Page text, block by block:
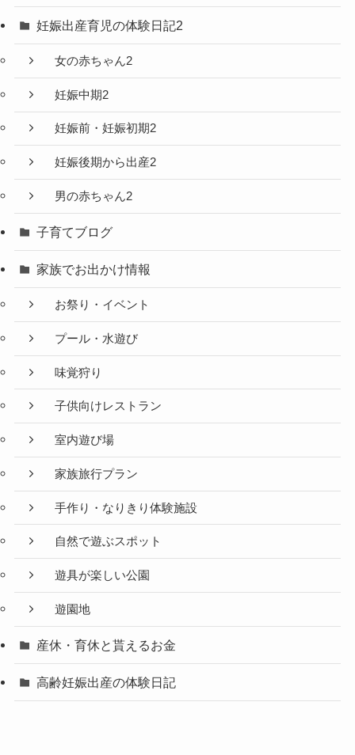
妊娠出産育児の体験日記2
女の赤ちゃん2
妊娠中期2
妊娠前・妊娠初期2
妊娠後期から出産2
男の赤ちゃん2
子育てブログ
家族でお出かけ情報
お祭り・イベント
プール・水遊び
味覚狩り
子供向けレストラン
室内遊び場
家族旅行プラン
手作り・なりきり体験施設
自然で遊ぶスポット
遊具が楽しい公園
遊園地
産休・育休と貰えるお金
高齢妊娠出産の体験日記